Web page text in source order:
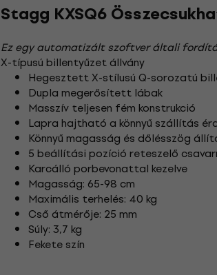
Stagg KXSQ6
Ez egy automatizált szoftver általi
X-típusú billentyűzet állvány
Hegesztett X-stílusú Q-sorozatú
Dupla megerősített lábak
Masszív teljesen fém konstrukció
Lapra hajtható a könnyű szállítás
Könnyű magasság és dőlésszög
5 beállítási pozíció reteszelő
Karcálló porbevonattal kezelve
Magasság: 65-98 cm
Maximális terhelés: 40 kg
Cső átmérője: 25 mm
Súly: 3,7 kg
Fekete szín